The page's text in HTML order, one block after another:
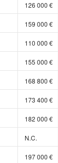
126 000 €
159 000 €
110 000 €
155 000 €
168 800 €
173 400 €
182 000 €
N.C.
197 000 €